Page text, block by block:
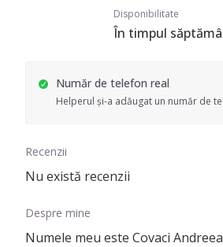
Disponibilitate
În timpul
Număr de telefon real
Helperul și-a adăugat un număr de
Recenzii
Nu există recenzii
Despre mine
Numele meu este Covaci